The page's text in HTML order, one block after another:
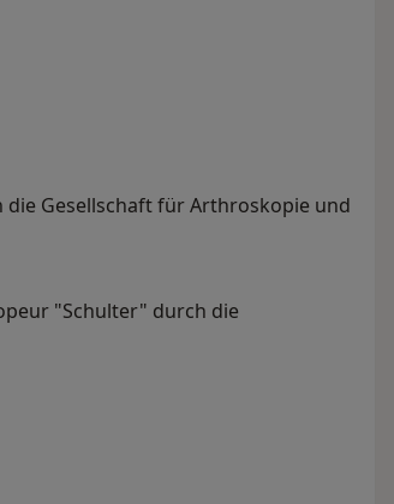
Gesellschaft für Arthroskopie und
"Schulter" durch die